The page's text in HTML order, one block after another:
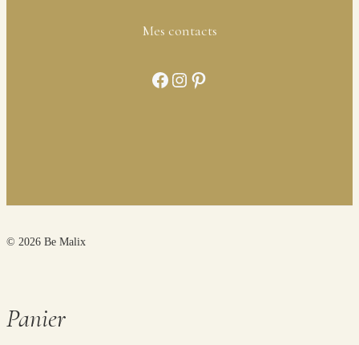
Mes contacts
Facebook
Instagram
Pinterest
© 2026 Be Malix
Panier